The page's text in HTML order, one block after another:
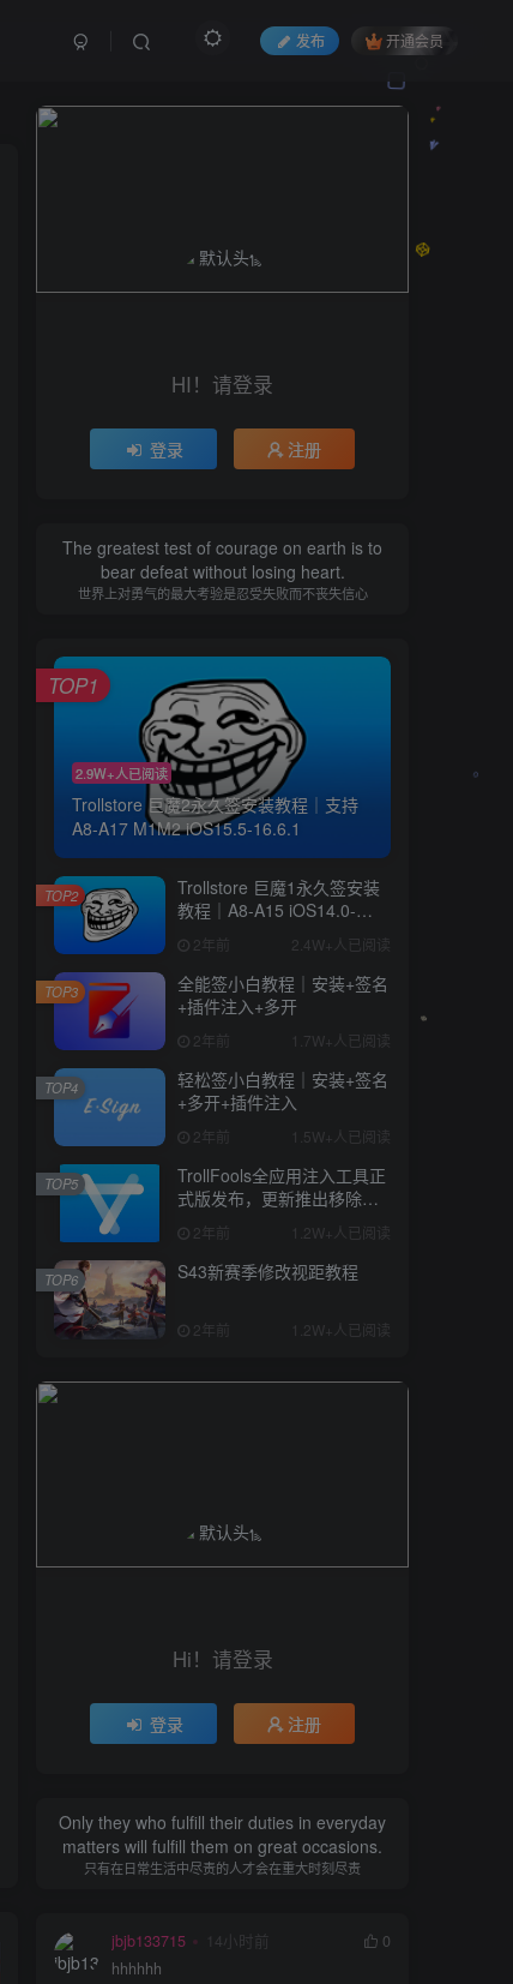
发布 开通会员
HI！请登录
登录 注册
The greatest test of courage on earth is to
bear defeat without losing heart.
世界上对勇气的最大考验是忍受失败而不丧失信心
2.9W+人已阅读
Trollstore 巨魔2永久签安装教程｜支持
A8-A17 M1M2 iOS15.5-16.6.1
TOP1
Trollstore 巨魔1永久签安装
教程｜A8-A15 iOS14.0-
2年前 2.4W+人已阅读
TOP2
全能签小白教程｜安装+签名
+插件注入+多开
2年前 1.7W+人已阅读
TOP3
轻松签小白教程｜安装+签名
+多开+插件注入
2年前 1.5W+人已阅读
TOP4
TrollFools全应用注入工具正
式版发布，更新推出移除
2年前 1.2W+人已阅读
TOP5
S43新赛季修改视距教程
2年前 1.2W+人已阅读
TOP6
Hi！请登录
登录 注册
Only they who fulfill their duties in everyday
matters will fulfill them on great occasions.
只有在日常生活中尽责的人才会在重大时刻尽责
jbjb133715 14小时前
0
hhhhhh